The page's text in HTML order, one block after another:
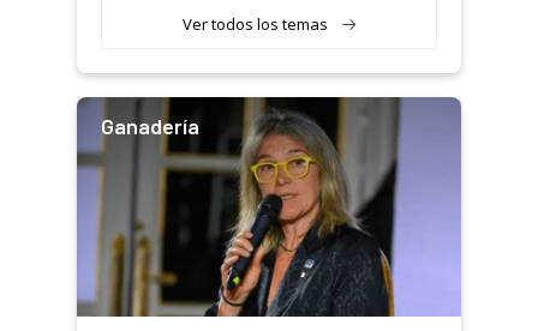
variedades que marcan un
salto tecnológico en genética y
Ver todos los temas
Ganadería